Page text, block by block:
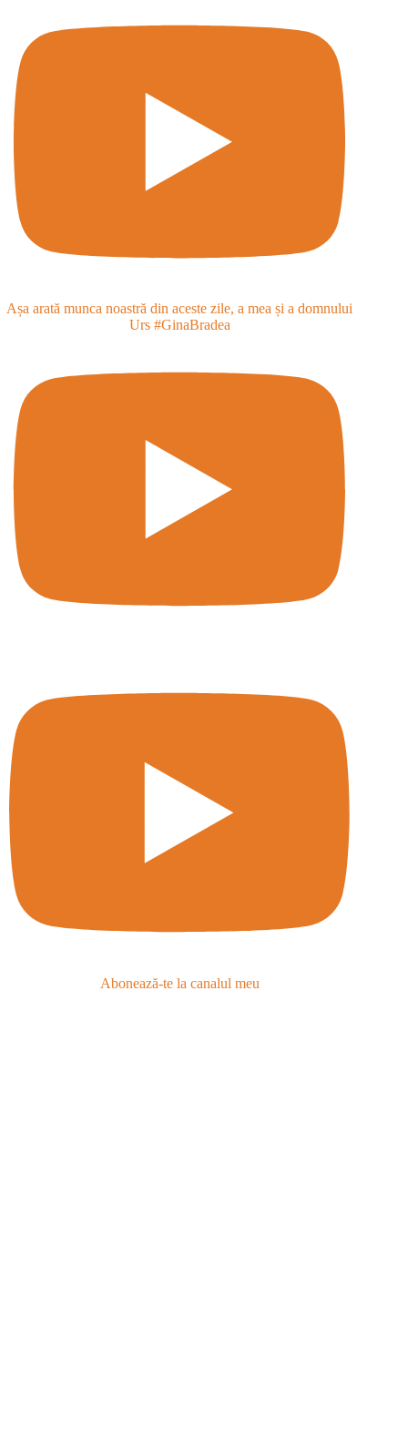
Așa arată munca noastră din aceste zile, a mea și a domnului
Urs #GinaBradea
Abonează-te la canalul meu